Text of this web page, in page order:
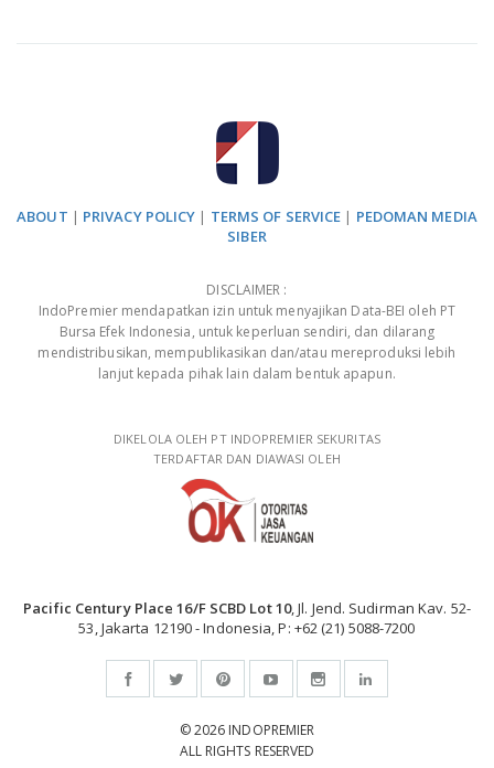
ABOUT | PRIVACY POLICY | TERMS OF SERVICE | PEDOMAN MEDIA
SIBER
DISCLAIMER :
IndoPremier mendapatkan izin untuk menyajikan Data-BEI oleh PT
Bursa Efek Indonesia, untuk keperluan sendiri, dan dilarang
mendistribusikan, mempublikasikan dan/atau mereproduksi lebih
lanjut kepada pihak lain dalam bentuk apapun.
DIKELOLA OLEH PT INDOPREMIER SEKURITAS
TERDAFTAR DAN DIAWASI OLEH
Pacific Century Place 16/F SCBD Lot 10, Jl. Jend. Sudirman Kav. 52-
53, Jakarta 12190 - Indonesia, P: +62 (21) 5088-7200
© 2026 INDOPREMIER
ALL RIGHTS RESERVED